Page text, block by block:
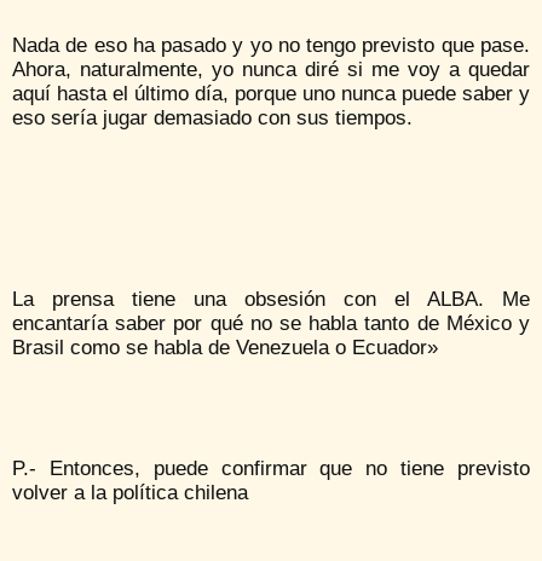
Nada de eso ha pasado y yo no tengo previsto que pase.
Ahora, naturalmente, yo nunca diré si me voy a quedar
aquí hasta el último día, porque uno nunca puede saber y
eso sería jugar demasiado con sus tiempos.
La prensa tiene una obsesión con el ALBA. Me
encantaría saber por qué no se habla tanto de México y
Brasil como se habla de Venezuela o Ecuador»
P.- Entonces, puede confirmar que no tiene previsto
volver a la política chilena